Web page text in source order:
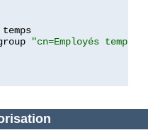
"cn=Employés